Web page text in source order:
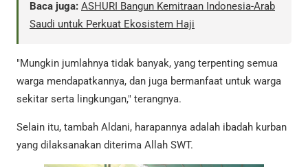
Baca juga: ASHURI Bangun Kemitraan Indonesia-Arab
Saudi untuk Perkuat Ekosistem Haji
"Mungkin jumlahnya tidak banyak, yang terpenting semua
warga mendapatkannya, dan juga bermanfaat untuk warga
sekitar serta lingkungan," terangnya.
Selain itu, tambah Aldani, harapannya adalah ibadah kurban
yang dilaksanakan diterima Allah SWT.